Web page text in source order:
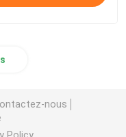
nous
Policy